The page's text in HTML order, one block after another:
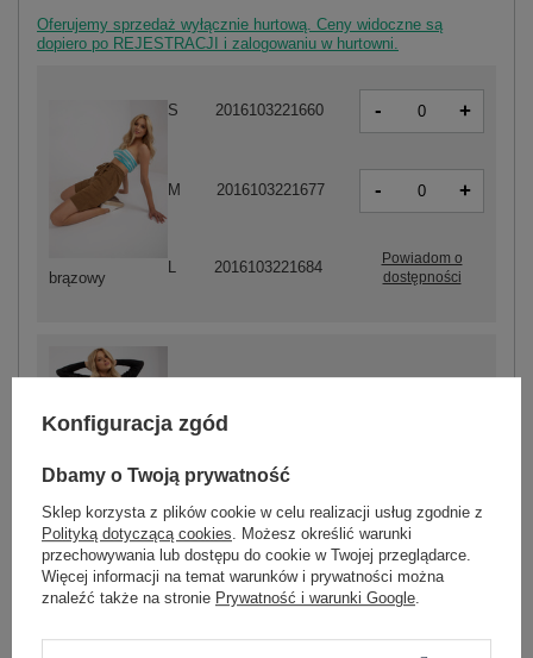
Oferujemy sprzedaż wyłącznie hurtową. Ceny widoczne są
dopiero po REJESTRACJI i zalogowaniu w hurtowni.
brązowy
S 2016103221660 - +
M 2016103221677 - +
2016103221684
Powiadom o
dostępności
czarny
S 2016103221639
ZALOGUJ SIĘ I ZOBACZ CENĘ
Konfiguracja zgód
Dbamy o Twoją prywatność
Sklep korzysta z plików cookie w celu realizacji usług zgodnie z
Polityką dotyczącą cookies. Możesz określić warunki
przechowywania lub dostępu do cookie w Twojej przeglądarce.
Więcej informacji na temat warunków i prywatności można
znaleźć także na stronie Prywatność i warunki Google.